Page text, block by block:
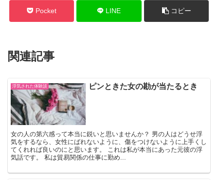
Pocket LINE コピー
関連記事
浮気された体験談 ピンときた女の勘が当たるとき
女の人の第六感って本当に鋭いと思いませんか？ 男の人はどうせ浮
気をするなら、女性にばれないように、傷をつけないように上手くし
てくれれば良いのにと思います。 これは私が本当にあった元彼の浮
気話です。 私は貿易関係の仕事に勤め...